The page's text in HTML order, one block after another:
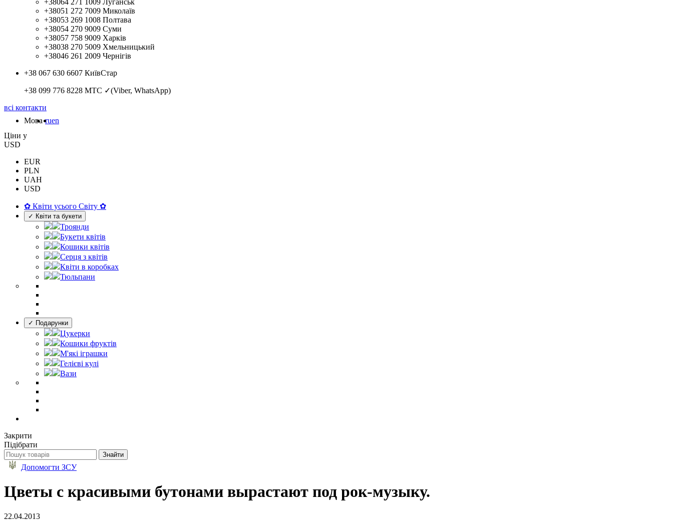
+38064 271 1009 Луганськ
+38051 272 7009 Миколаїв
+38053 269 1008 Полтава
+38054 270 9009 Суми
+38057 758 9009 Харків
+38038 270 5009 Хмельницький
+38046 261 2009 Чернігів
+38 067 630 6607 КиївСтар
+38 099 776 8228 МТС ✓(Viber, WhatsApp)
всі контакти
Мова ruen
Цiни у
USD
EUR
PLN
UAH
USD
✿ Квіти усього Світу ✿
✓ Квіти та букети
Троянди
Букети квітів
Кошики квітів
Серця з квітів
Квіти в коробках
Тюльпани
✓ Подарунки
Цукерки
Кошики фруктів
М'які іграшки
Гелієві кулі
Вази
Закрити
Підібрати
Допомогти ЗСУ
Цветы с красивыми бутонами вырастают под рок-музыку.
22.04.2013